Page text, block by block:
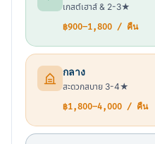
เกสต์เฮาส์ & 2-3★
฿900–1,800 / คืน
กลาง
สะดวกสบาย 3-4★
฿1,800–4,000 / คืน